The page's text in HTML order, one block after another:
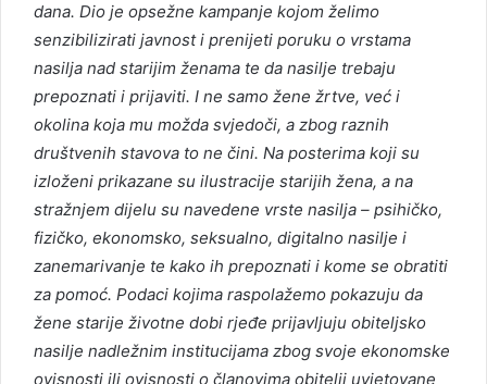
dana. Dio je opsežne kampanje kojom želimo
senzibilizirati javnost i prenijeti poruku o vrstama
nasilja nad starijim ženama te da nasilje trebaju
prepoznati i prijaviti. I ne samo žene žrtve, već i
okolina koja mu možda svjedoči, a zbog raznih
društvenih stavova to ne čini. Na posterima koji su
izloženi prikazane su ilustracije starijih žena, a na
stražnjem dijelu su navedene vrste nasilja – psihičko,
fizičko, ekonomsko, seksualno, digitalno nasilje i
zanemarivanje te kako ih prepoznati i kome se obratiti
za pomoć. Podaci kojima raspolažemo pokazuju da
žene starije životne dobi rjeđe prijavljuju obiteljsko
nasilje nadležnim institucijama zbog svoje ekonomske
ovisnosti ili ovisnosti o članovima obitelji uvjetovane